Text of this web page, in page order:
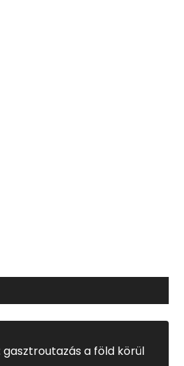
gasztroutazás a föld körül